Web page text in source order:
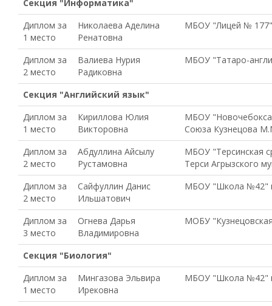
Секция "Информатика"
Диплом за
1 место
Николаева Аделина
Ренатовна
МБОУ "Лицей № 177"
Диплом за
2 место
Валиева Нурия
Радиковна
МБОУ "Татаро-
Секция "Английский язык"
Диплом за
1 место
Кириллова Юлия
Викторовна
МБОУ
Союза Кузнецова
Диплом за
2 место
Абдуллина Айсылу
Рустамовна
МБОУ "Терсинская
Терси Агрызского
Диплом за
2 место
Сайфуллин Данис
Ильшатович
МБОУ "Школа №42"
Диплом за
3 место
Огнева Дарья
Владимировна
МОБУ
Секция "Биология"
Диплом за
1 место
Мингазова Эльвира
Ирековна
МБОУ "Школа №42"